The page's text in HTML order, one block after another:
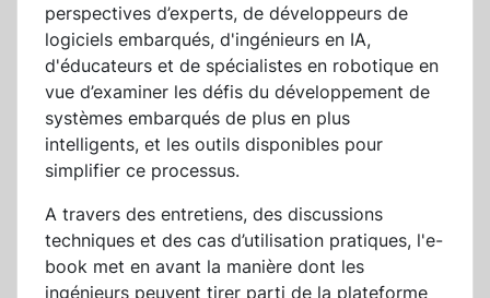
perspectives d’experts, de développeurs de
logiciels embarqués, d'ingénieurs en IA,
d'éducateurs et de spécialistes en robotique en
vue d’examiner les défis du développement de
systèmes embarqués de plus en plus
intelligents, et les outils disponibles pour
simplifier ce processus.
A travers des entretiens, des discussions
techniques et des cas d’utilisation pratiques, l'e-
book met en avant la manière dont les
ingénieurs peuvent tirer parti de la plateforme